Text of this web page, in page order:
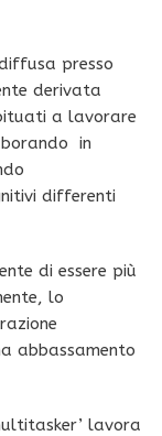
presso
derivata
a lavorare
in
differenti
di essere più
lo
abbassamento
lavora